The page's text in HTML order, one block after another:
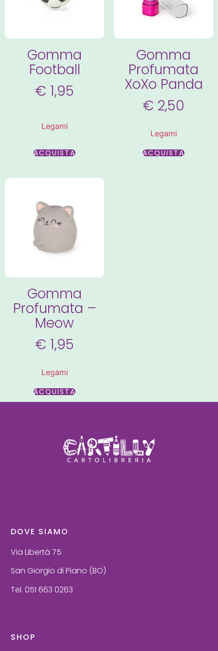
Gomma
Football
€ 1,95
Legami
ACQUISTA
Gomma
Profumata
XoXo Panda
€ 2,50
Legami
ACQUISTA
Gomma
Profumata –
Meow
€ 1,95
Legami
ACQUISTA
DOVE SIAMO
Via Libertà 75
San Giorgio di Piano (BO)
Tel. 051 663 0263
SHOP